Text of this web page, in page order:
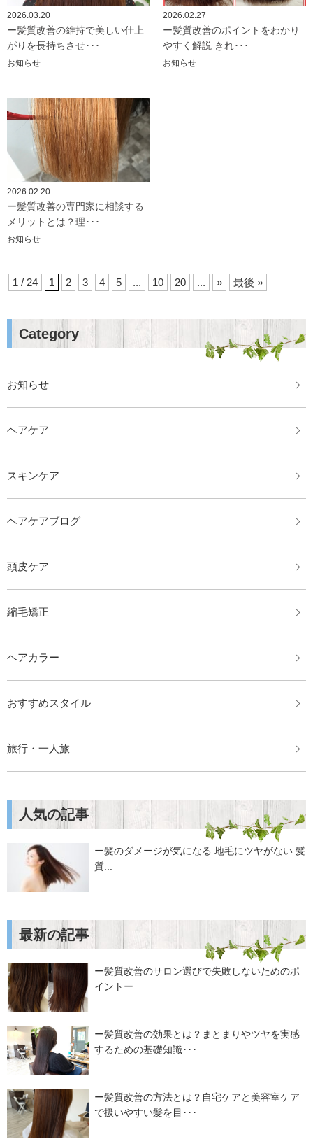
2026.03.20
ー髪質改善の維持で美しい仕上
がりを長持ちさせ･･･
お知らせ
2026.02.27
ー髪質改善のポイントをわかり
やすく解説 きれ･･･
お知らせ
2026.02.20
ー髪質改善の専門家に相談する
メリットとは？理･･･
お知らせ
1 / 24 1 2 3 4 5 ... 10 20 ... » 最後 »
Category
お知らせ
ヘアケア
スキンケア
ヘアケアブログ
頭皮ケア
縮毛矯正
ヘアカラー
おすすめスタイル
旅行・一人旅
人気の記事
ー髪のダメージが気になる 地毛にツヤがない 髪
質...
最新の記事
ー髪質改善のサロン選びで失敗しないためのポ
イントー
ー髪質改善の効果とは？まとまりやツヤを実感
するための基礎知識･･･
ー髪質改善の方法とは？自宅ケアと美容室ケア
で扱いやすい髪を目･･･